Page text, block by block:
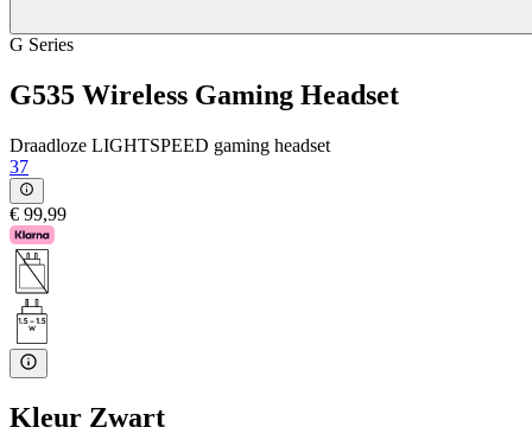
G Series
G535 Wireless Gaming Headset
Draadloze LIGHTSPEED gaming headset
37
€ 99,99
Kleur Zwart